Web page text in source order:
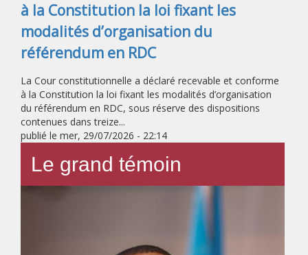
à la Constitution la loi fixant les
modalités d’organisation du
référendum en RDC
La Cour constitutionnelle a déclaré recevable et conforme
à la Constitution la loi fixant les modalités d’organisation
du référendum en RDC, sous réserve des dispositions
contenues dans treize...
publié le mer, 29/07/2026 - 22:14
Le grand témoin